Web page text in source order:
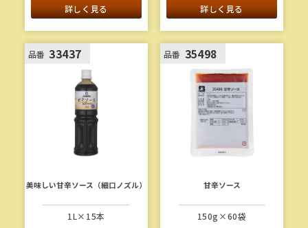
っぱりタイプのおろしソ
ースです。
1本当たり重量：2.0kg変
更をプレビュー
い
タ
ブ
で
く)
詳しく見る
です。
1本当たり重量：1.3kg
詳しく見る
品番 33437
美味しい甘辛ソース（細口ノズル）
1L×15本
品番 35498
甘辛ソース
150g×60袋